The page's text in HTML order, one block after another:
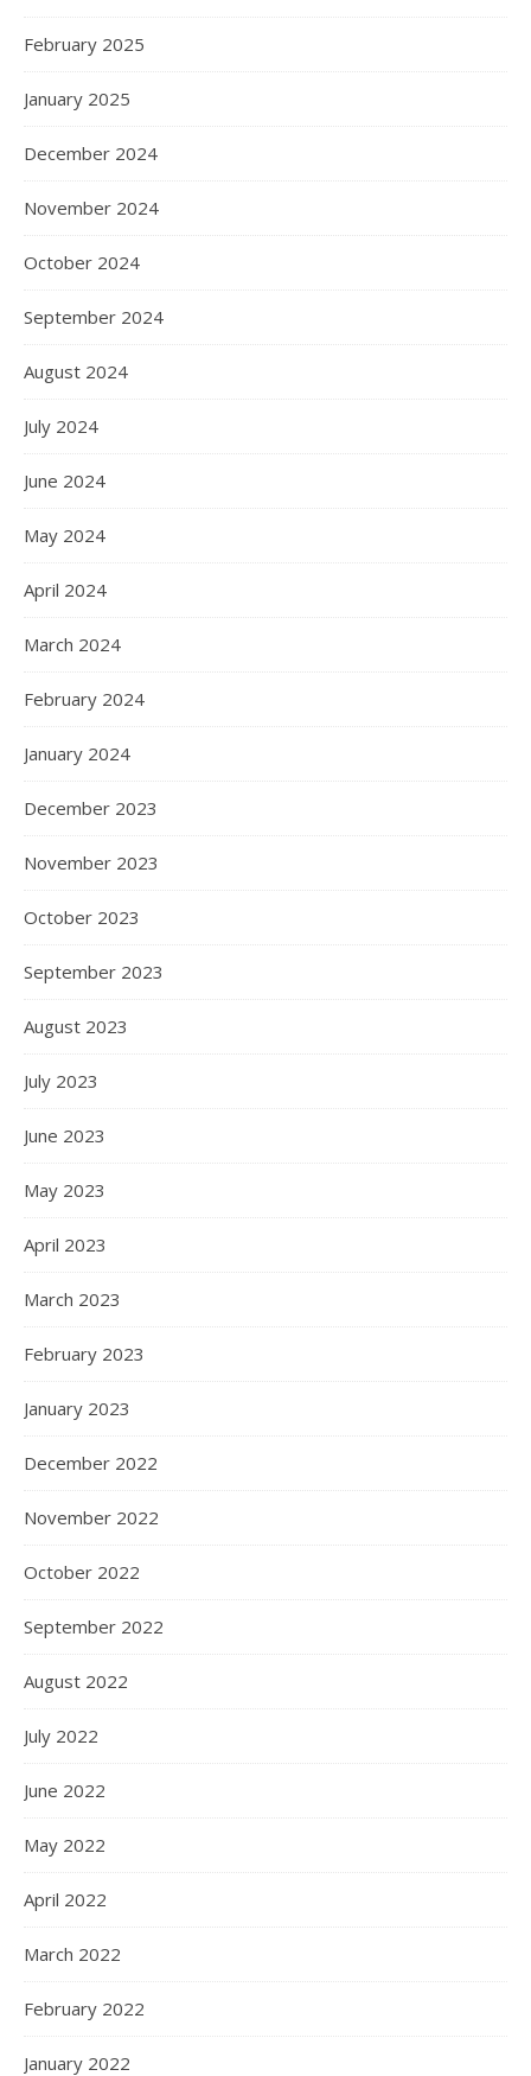
February 2025
January 2025
December 2024
November 2024
October 2024
September 2024
August 2024
July 2024
June 2024
May 2024
April 2024
March 2024
February 2024
January 2024
December 2023
November 2023
October 2023
September 2023
August 2023
July 2023
June 2023
May 2023
April 2023
March 2023
February 2023
January 2023
December 2022
November 2022
October 2022
September 2022
August 2022
July 2022
June 2022
May 2022
April 2022
March 2022
February 2022
January 2022